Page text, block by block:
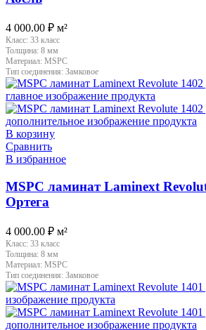
4 000.00 ₽ м²
Класс: 33 класс
Толщина: 8 мм
Материал: MSPC
Тип соединения: Замковое
В корзину
Сравнить
В избранное
MSPC ламинат Laminext
Ортега
4 000.00 ₽ м²
Класс: 33 класс
Толщина: 8 мм
Материал: MSPC
Тип соединения: Замковое